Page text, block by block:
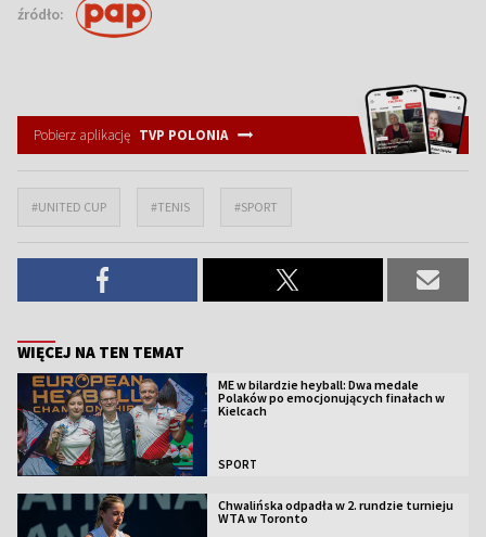
źródło:
Pobierz aplikację TVP POLONIA
#UNITED CUP #TENIS #SPORT
WIĘCEJ NA TEN TEMAT
ME w bilardzie heyball: Dwa medale
Polaków po emocjonujących finałach w
Kielcach
SPORT
Chwalińska odpadła w 2. rundzie turnieju
WTA w Toronto